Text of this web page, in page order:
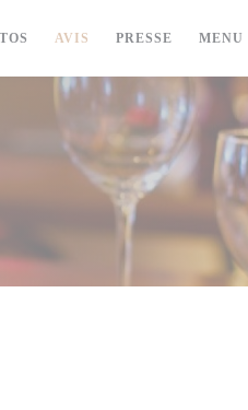
AVIS PRESSE MENU